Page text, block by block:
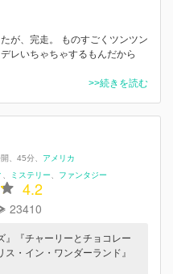
が、完走。 ものすごくツンツン
レいちゃちゃするもんだから
>>続きを読む
45分
アメリカ
ミステリー ファンタジー
4.2
23410
』『チャーリーとチョコレー
ス・イン・ワンダーランド』